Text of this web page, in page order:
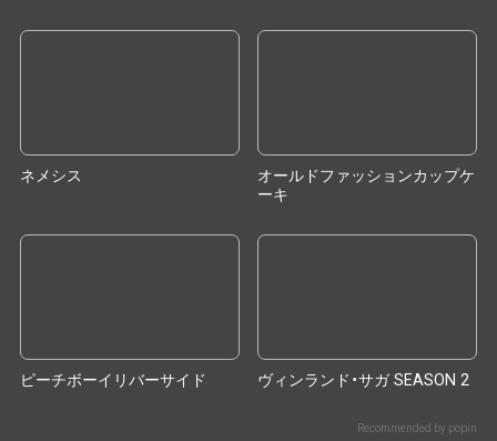
ネメシス
オールドファッションカップケ
ーキ
ピーチボーイリバーサイド ヴィンランド・サガ SEASON 2
Recommended by popin